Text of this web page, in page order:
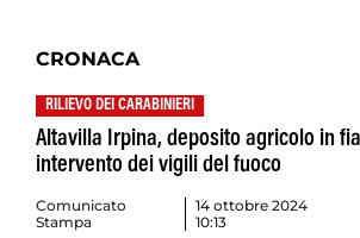
CRONACA
RILIEVO DEI CARABINIERI
Altavilla Irpina, deposito agricolo in
intervento dei vigili del fuoco
Comunicato
Stampa
14 ottobre 2024
10:13